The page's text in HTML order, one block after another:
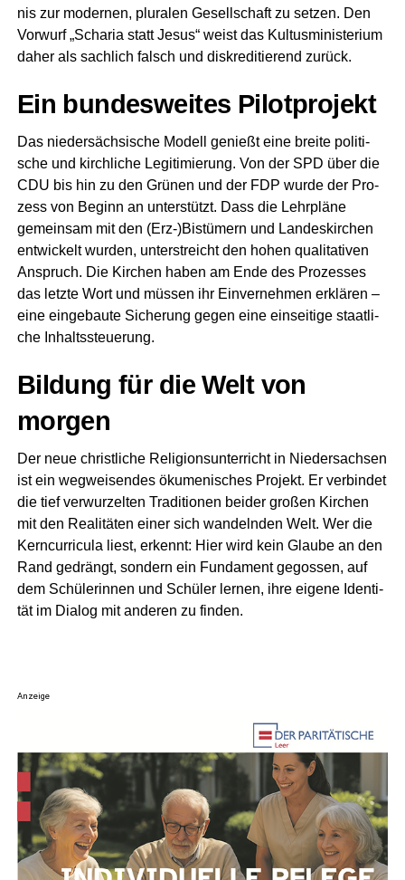
nis zur moder­nen, plu­ra­len Gesell­schaft zu set­zen. Den
Vor­wurf „Scha­ria statt Jesus“ weist das Kul­tus­mi­nis­te­ri­um
daher als sach­lich falsch und dis­kre­di­tie­rend zurück.
Ein bun­des­wei­tes Pilotprojekt
Das nie­der­säch­si­sche Modell genießt eine brei­te poli­ti­
sche und kirch­li­che Legi­ti­mie­rung. Von der SPD über die
CDU bis hin zu den Grü­nen und der FDP wur­de der Pro­
zess von Beginn an unter­stützt. Dass die Lehr­plä­ne
gemein­sam mit den (Erz-)Bistümern und Lan­des­kir­chen
ent­wi­ckelt wur­den, unter­streicht den hohen qua­li­ta­ti­ven
Anspruch. Die Kir­chen haben am Ende des Pro­zes­ses
das letz­te Wort und müs­sen ihr Ein­ver­neh­men erklä­ren –
eine ein­ge­bau­te Siche­rung gegen eine ein­sei­ti­ge staat­li­
che Inhaltssteuerung.
Bil­dung für die Welt von
morgen
Der neue christ­li­che Reli­gi­ons­un­ter­richt in Nie­der­sach­sen
ist ein weg­wei­sen­des öku­me­ni­sches Pro­jekt. Er ver­bin­det
die tief ver­wur­zel­ten Tra­di­tio­nen bei­der gro­ßen Kir­chen
mit den Rea­li­tä­ten einer sich wan­deln­den Welt. Wer die
Kern­cur­ri­cu­la liest, erkennt: Hier wird kein Glau­be an den
Rand gedrängt, son­dern ein Fun­da­ment gegos­sen, auf
dem Schü­le­rin­nen und Schü­ler ler­nen, ihre eige­ne Iden­ti­
tät im Dia­log mit ande­ren zu finden.
Anzeige